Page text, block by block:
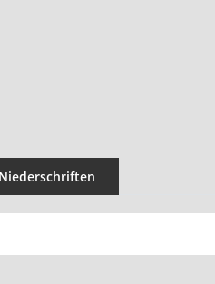
Niederschriften